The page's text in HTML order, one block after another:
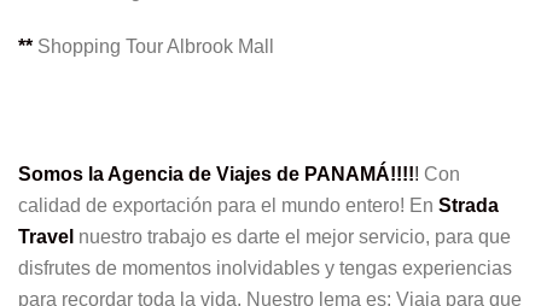
** Shopping Tour Albrook Mall
Somos la Agencia de Viajes de PANAMÁ!!!!! Con
calidad de exportación para el mundo entero! En Strada
Travel nuestro trabajo es darte el mejor servicio, para que
disfrutes de momentos inolvidables y tengas experiencias
para recordar toda la vida. Nuestro lema es: Viaja para que